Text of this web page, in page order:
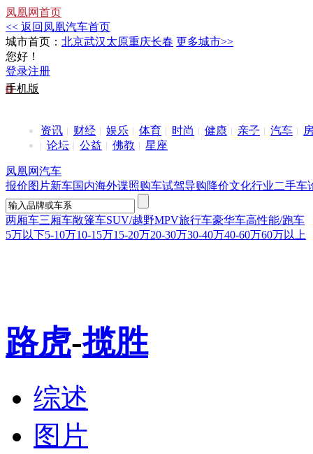
凤凰网首页
<< 返回凤凰汽车首页
城市首页： 北京武汉太原重庆长春 更多城市>>
您好！
登录注册
手机版
资讯 财经 娱乐 体育 时尚 健康 亲子 汽车
论坛
公益 佛教 星座
凤凰网汽车
报价图片新车国内海外谍照购车试驾导购降价文化行业二手车
两厢车三厢车敞篷车SUV/越野MPV旅行车豪华车高性能/跑车
5万以下5-10万10-15万15-20万20-30万30-40万40-60万60万以上
路虎-揽胜
综述
图片